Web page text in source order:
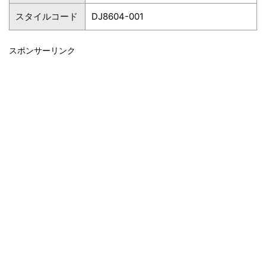
スタイルコード DJ8604-001
スポンサーリンク